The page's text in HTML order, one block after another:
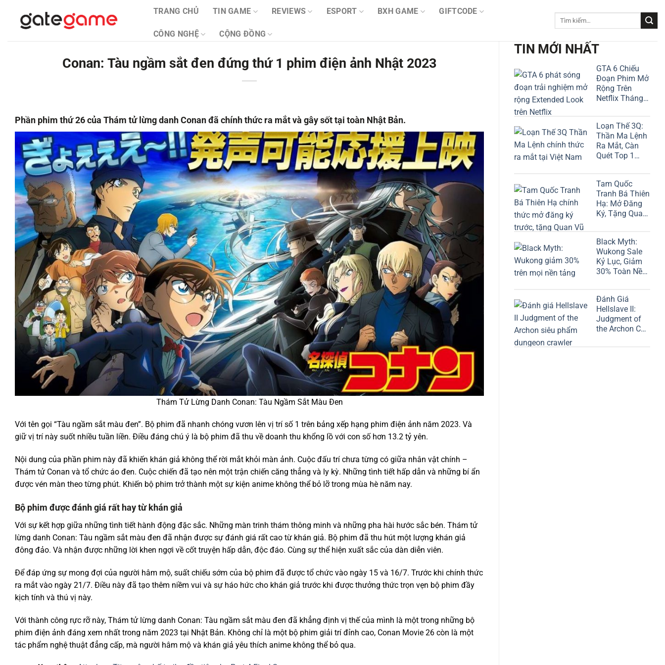
dung
TRANG CHỦ TIN GAME REVIEWS ESPORT BXH GAME GIFTCODE
CÔNG NGHỆ CỘNG ĐỒNG
Conan: Tàu ngầm sắt đen đứng thứ 1 phim điện ảnh Nhật 2023
Phần phim thứ 26 của Thám tử lừng danh Conan đã chính thức ra mắt và gây sốt tại toàn Nhật Bản.
Thám Tử Lừng Danh Conan: Tàu Ngầm Sắt Màu Đen
Với tên gọi “Tàu ngầm sắt màu đen”. Bộ phim đã nhanh chóng vươn lên vị trí số 1 trên bảng xếp hạng phim điện ảnh năm 2023. Và
giữ vị trí này suốt nhiều tuần liền. Điều đáng chú ý là bộ phim đã thu về doanh thu khổng lồ với con số hơn 13.2 tỷ yên.
Nội dung của phần phim này đã khiến khán giả không thể rời mắt khỏi màn ảnh. Cuộc đấu trí chưa từng có giữa nhân vật chính –
Thám tử Conan và tổ chức áo đen. Cuộc chiến đã tạo nên một trận chiến căng thẳng và ly kỳ. Những tình tiết hấp dẫn và những bí ẩn
được vén màn theo từng phút. Khiến bộ phim trở thành một sự kiện anime không thể bỏ lỡ trong mùa hè năm nay.
Bộ phim được đánh giá rất hay từ khán giả
Với sự kết hợp giữa những tình tiết hành động đặc sắc. Những màn trinh thám thông minh và những pha hài hước sắc bén. Thám tử
lừng danh Conan: Tàu ngầm sắt màu đen đã nhận được sự đánh giá rất cao từ khán giả. Bộ phim đã thu hút một lượng khán giả
đông đảo. Và nhận được những lời khen ngợi về cốt truyện hấp dẫn, độc đáo. Cùng sự thể hiện xuất sắc của dàn diễn viên.
Để đáp ứng sự mong đợi của người hâm mộ, suất chiếu sớm của bộ phim đã được tổ chức vào ngày 15 và 16/7. Trước khi chính thức
ra mắt vào ngày 21/7. Điều này đã tạo thêm niềm vui và sự háo hức cho khán giả trước khi được thưởng thức trọn vẹn bộ phim đầy
kịch tính và thú vị này.
Với thành công rực rỡ này, Thám tử lừng danh Conan: Tàu ngầm sắt màu đen đã khẳng định vị thế của mình là một trong những bộ
phim điện ảnh đáng xem nhất trong năm 2023 tại Nhật Bản. Không chỉ là một bộ phim giải trí đỉnh cao, Conan Movie 26 còn là một
tác phẩm nghệ thuật đẳng cấp, mà người hâm mộ và khán giả yêu thích anime không thể bỏ qua.
TIN MỚI NHẤT
GTA 6 Chiếu
Đoạn Phim Mở
Rộng Trên
Netflix Tháng
Loạn Thế 3Q:
Thần Ma Lệnh
Ra Mắt, Càn
Quét Top 1
Tam Quốc
Tranh Bá Thiên
Hạ: Mở Đăng
Ký, Tặng Quan
Black Myth:
Wukong Sale
Kỷ Lục, Giảm
30% Toàn Nền
Đánh Giá
Hellslave II:
Judgment of
the Archon Chi